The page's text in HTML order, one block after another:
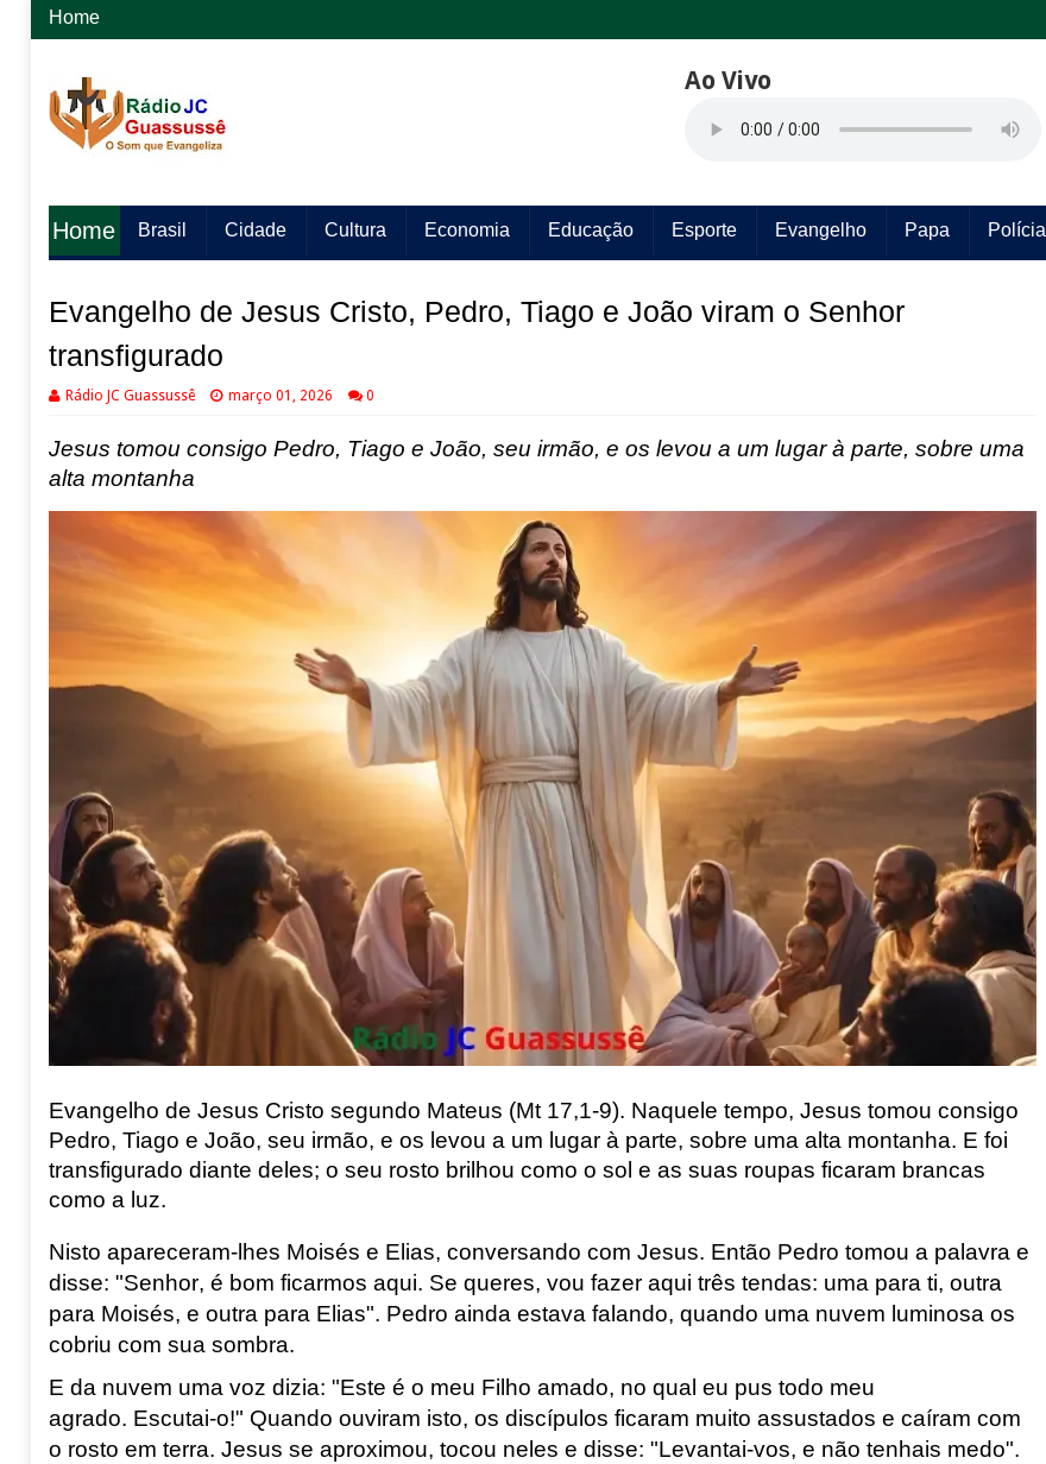
Home
Ao Vivo
Home Brasil Cidade Cultura Economia Educação Esporte Evangelho Papa Polícia
Evangelho de Jesus Cristo, Pedro, Tiago e João viram o Senhor
transfigurado
Rádio JC Guassussê março 01, 2026 0
Jesus tomou consigo Pedro, Tiago e João, seu irmão, e os levou a um lugar à parte, sobre uma
alta montanha
Evangelho de Jesus Cristo segundo Mateus (Mt 17,1-9). Naquele tempo, Jesus tomou consigo
Pedro, Tiago e João, seu irmão, e os levou a um lugar à parte, sobre uma alta montanha. E foi
transfigurado diante deles; o seu rosto brilhou como o sol e as suas roupas ficaram brancas
como a luz.
Nisto apareceram-lhes Moisés e Elias, conversando com Jesus. Então Pedro tomou a palavra e
disse: "Senhor, é bom ficarmos aqui. Se queres, vou fazer aqui três tendas: uma para ti, outra
para Moisés, e outra para Elias". Pedro ainda estava falando, quando uma nuvem luminosa os
cobriu com sua sombra.
E da nuvem uma voz dizia: "Este é o meu Filho amado, no qual eu pus todo meu
agrado. Escutai-o!" Quando ouviram isto, os discípulos ficaram muito assustados e caíram com
o rosto em terra. Jesus se aproximou, tocou neles e disse: "Levantai-vos, e não tenhais medo".